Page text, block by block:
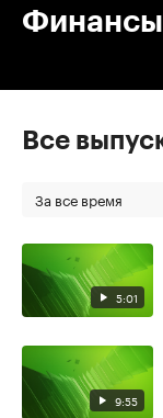
Финансы
Все
За все время
5:01
9:55